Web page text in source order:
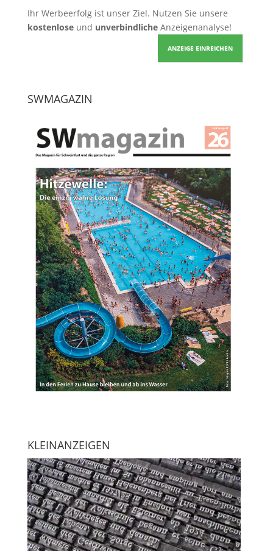
Ihr Werbeerfolg ist unser Ziel. Nutzen Sie unsere
kostenloseund unverbindlicheAnzeigenanalyse!
ANZEIGE EINREICHEN
SWMAGAZIN
KLEINANZEIGEN